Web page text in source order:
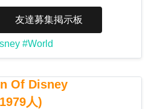
友達募集掲示板
#World
Of Disney
人)